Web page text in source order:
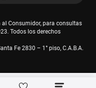
al Consumidor, para consultas
Todos los derechos
Fe 2830 – 1° piso, C.A.B.A.